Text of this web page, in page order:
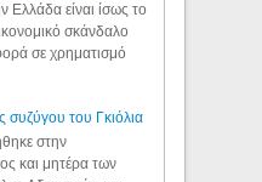
είναι ίσως το
σκάνδαλο
σε χρηματισμό
συζύγου του Γκιόλια
στην
και μητέρα των